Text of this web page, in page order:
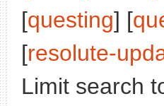
[questing] [
[resolute-
Limit search